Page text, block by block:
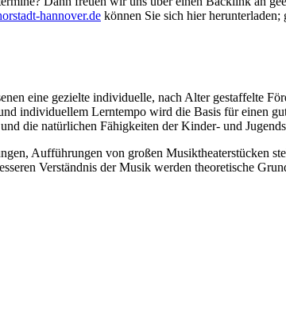
hannover.de können Sie sich hier herunterladen;
eine gezielte individuelle, nach Alter gestaffelte
individuellem Lerntempo wird die Basis für einen
die natürlichen Fähigkeiten der Kinder- und
Aufführungen von großen Musiktheaterstücken
Verständnis der Musik werden theoretische